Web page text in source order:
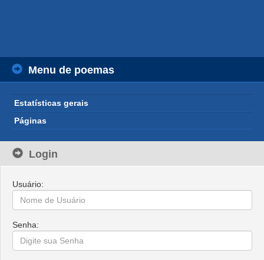
Menu de poemas
Estatísticas gerais
Páginas
Login
Usuário:
Senha: